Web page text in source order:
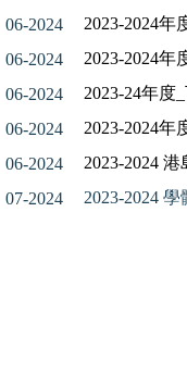
06-2024
2023-2024
06-2024
2023-2024年
06-2024
2023-24年度
06-2024
2023-2024
06-2024
2023-2024
07-2024
2023-2024